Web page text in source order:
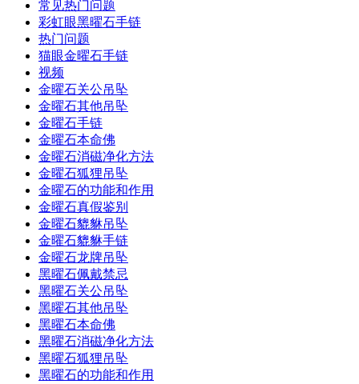
常见热门问题
彩虹眼黑曜石手链
热门问题
猫眼金曜石手链
视频
金曜石关公吊坠
金曜石其他吊坠
金曜石手链
金曜石本命佛
金曜石消磁净化方法
金曜石狐狸吊坠
金曜石的功能和作用
金曜石真假鉴别
金曜石貔貅吊坠
金曜石貔貅手链
金曜石龙牌吊坠
黑曜石佩戴禁忌
黑曜石关公吊坠
黑曜石其他吊坠
黑曜石本命佛
黑曜石消磁净化方法
黑曜石狐狸吊坠
黑曜石的功能和作用